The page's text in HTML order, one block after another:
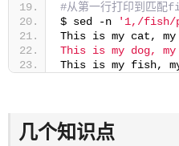
#从第一行打印到匹配
$ sed -n
'1,/fish/
This is my cat,
This is my dog, my
This is my fish,
几个知识点